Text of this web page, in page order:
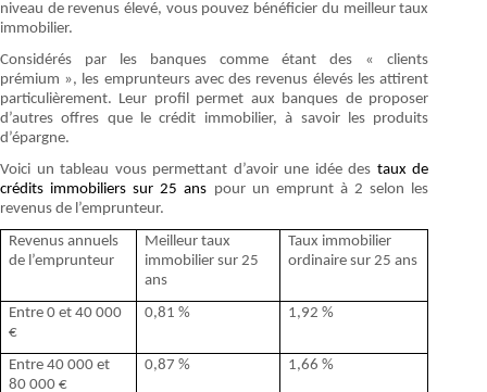
niveau de revenus élevé, vous pouvez bénéficier du meilleur taux
immobilier.
Considérés par les banques comme étant des « clients
prémium », les emprunteurs avec des revenus élevés les attirent
particulièrement. Leur profil permet aux banques de proposer
d’autres offres que le crédit immobilier, à savoir les produits
d’épargne.
Voici un tableau vous permettant d’avoir une idée des taux de
crédits immobiliers sur 25 ans pour un emprunt à 2 selon les
revenus de l’emprunteur.
Revenus annuels
de l’emprunteur
Meilleur taux
immobilier sur 25
ans
Taux immobilier
ordinaire sur 25 ans
Entre 0 et 40 000
€
0,81 % 1,92 %
Entre 40 000 et
80 000 €
0,87 % 1,66 %